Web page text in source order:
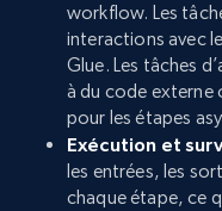
workflow. Les
interactions avec
Glue. Les tâches
à du code externe
pour les étapes
Exécution et
les entrées, les
chaque étape, ce